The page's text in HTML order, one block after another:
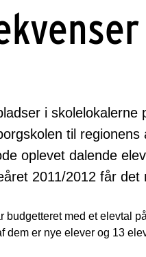
i
til
oplevet dalende
2011/2012 får det
budgetteret med et elevtal
dem er nye elever og 13